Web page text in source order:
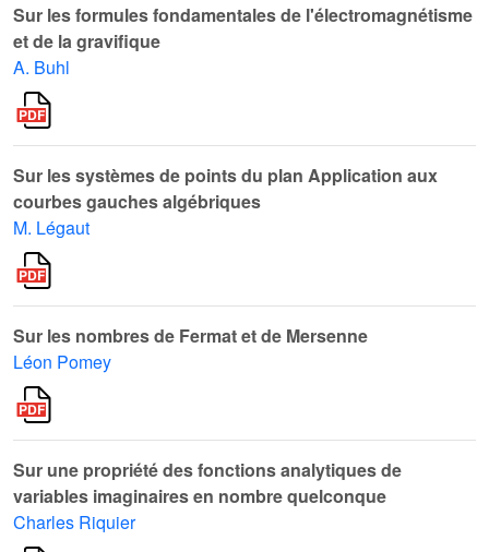
Sur les formules fondamentales de l'électromagnétisme
et de la gravifique
A. Buhl
Sur les systèmes de points du plan Application aux
courbes gauches algébriques
M. Légaut
Sur les nombres de Fermat et de Mersenne
Léon Pomey
Sur une propriété des fonctions analytiques de
variables imaginaires en nombre quelconque
Charles Riquier